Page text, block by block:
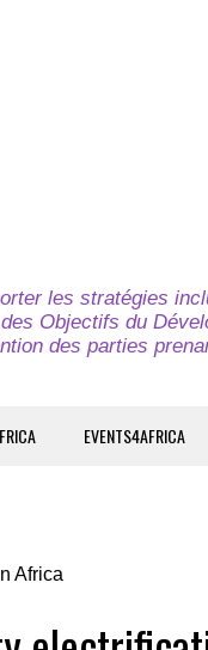
les stratégies
Objectifs du
des parties
EVENTS4AFRICA